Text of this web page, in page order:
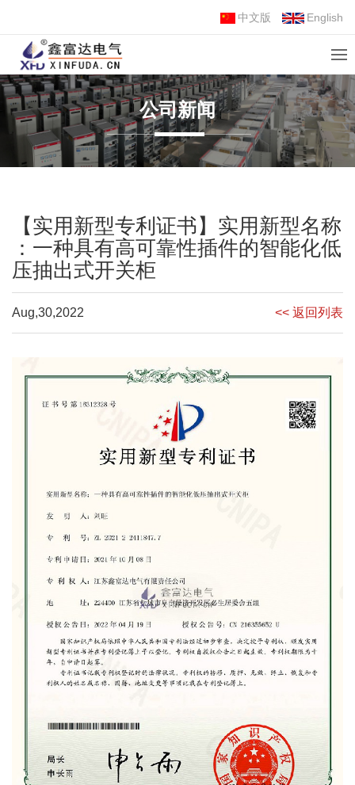
中文版 English
公司新闻
【实用新型专利证书】实用新型名称
：一种具有高可靠性插件的智能化低
压抽出式开关柜
Aug,30,2022 << 返回列表